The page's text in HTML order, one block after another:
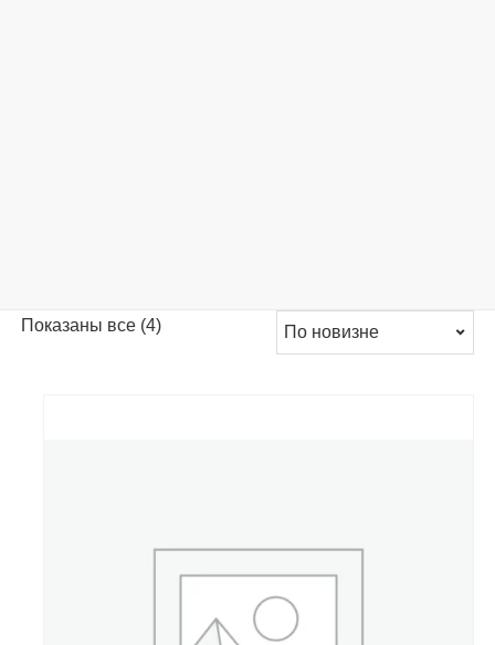
Показаны все (4)Сортировка: